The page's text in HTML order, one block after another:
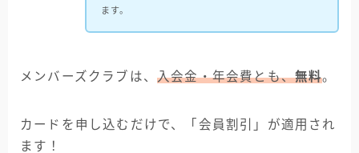
ます。
メンバーズクラブは、 入会金・年会費とも、無料。
カードを申し込むだけで、「会員割引」が適用され
ます！